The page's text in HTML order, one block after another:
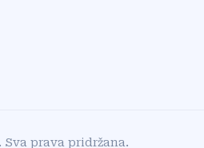
prava pridržana.